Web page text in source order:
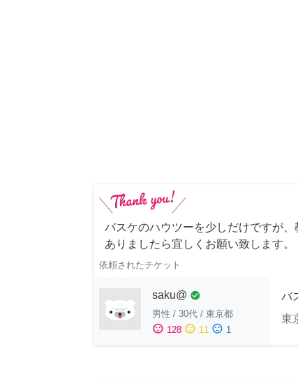
バスケのハウツーを少しだけですが
ありましたら宜しくお願い致します。
依頼されたチケット
saku@ check_circle
男性 / 30代 / 東京都
sentiment_satisfied 128 sentiment_neutral 11 sentiment_dissatisfied 1
バ
東